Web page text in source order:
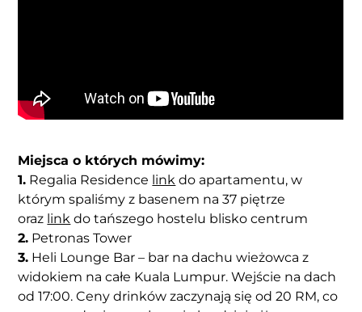
Miejsca o których mówimy:
1. Regalia Residence link do apartamentu, w
którym spaliśmy z basenem na 37 piętrze
oraz link do tańszego hostelu blisko centrum
2. Petronas Tower
3. Heli Lounge Bar – bar na dachu wieżowca z
widokiem na całe Kuala Lumpur. Wejście na dach
od 17:00. Ceny drinków zaczynają się od 20 RM, co